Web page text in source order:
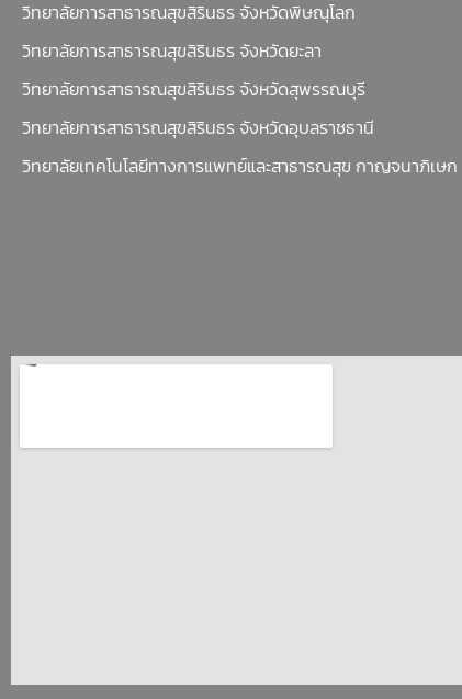
วิทยาลัยการสาธารณสุขสิรินธร จังหวัดพิษณุโลก
วิทยาลัยการสาธารณสุขสิรินธร จังหวัดยะลา
วิทยาลัยการสาธารณสุขสิรินธร จังหวัดสุพรรณบุรี
วิทยาลัยการสาธารณสุขสิรินธร จังหวัดอุบลราชธานี
วิทยาลัยเทคโนโลยีทางการแพทย์และสาธารณสุข กาญจนาภิเษก